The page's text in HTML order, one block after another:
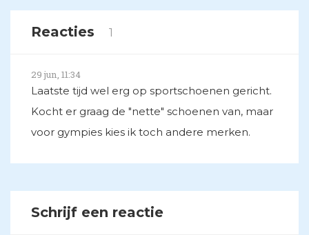
Reacties 1
29 jun, 11:34
Laatste tijd wel erg op sportschoenen gericht.
Kocht er graag de "nette" schoenen van, maar
voor gympies kies ik toch andere merken.
Schrijf een reactie